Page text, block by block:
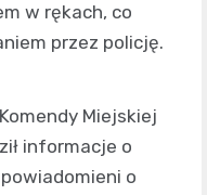
w rękach, co
przez policję.
Miejskiej
informacje o
o